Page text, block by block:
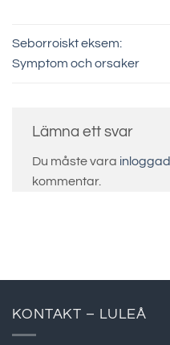
Seborroiskt eksem:
Symptom och orsaker
Lämna ett svar
Du måste vara inloggad
kommentar.
KONTAKT – LULEÅ